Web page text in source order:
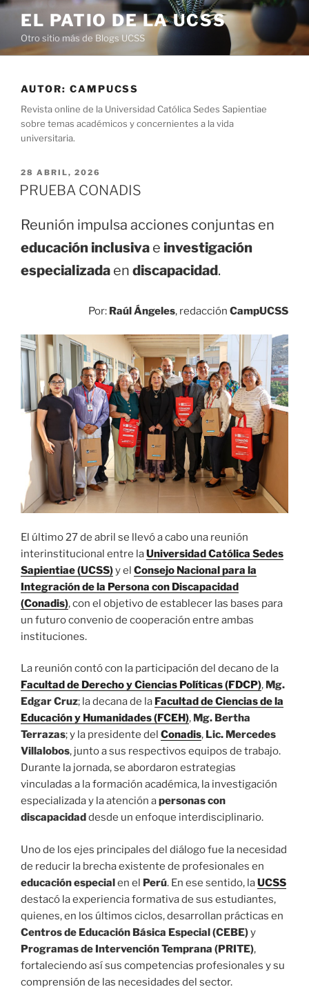
Saltar
contenido
EL PATIO DE LA UCSS
Otro sitio más de Blogs UCSS
AUTOR: CAMPUCSS
Revista online de la Universidad Católica Sedes Sapientiae
sobre temas académicos y concernientes a la vida
universitaria.
PUBLICADO
EL
28 ABRIL, 2026
PRUEBA CONADIS
Reunión impulsa acciones conjuntas en
educación inclusiva e investigación
especializada en discapacidad.
Por: Raúl Ángeles, redacción CampUCSS
El último 27 de abril se llevó a cabo una reunión
interinstitucional entre laUniversidad Católica Sedes
Sapientiae (UCSS)y el Consejo Nacional para la
Integración de la Persona con Discapacidad
(Conadis), con el objetivo de establecer las bases para
un futuro convenio de cooperación entre ambas
instituciones.
La reunión contó con la participación del decano de la
Facultad de Derecho y Ciencias Políticas (FDCP), Mg.
Edgar Cruz; la decana de la Facultad de Ciencias de la
Educación y Humanidades (FCEH), Mg. Bertha
Terrazas; y la presidente del Conadis, Lic. Mercedes
Villalobos, junto a sus respectivos equipos de trabajo.
Durante la jornada, se abordaron estrategias
vinculadas a la formación académica, la investigación
especializada y la atención apersonas con
discapacidaddesde un enfoque interdisciplinario.
Uno de los ejes principales del diálogo fue la necesidad
de reducir la brecha existente de profesionales en
educación especialen el Perú. En ese sentido, laUCSS
destacó la experiencia formativa de sus estudiantes,
quienes, en los últimos ciclos, desarrollan prácticas en
Centros de Educación Básica Especial (CEBE)y
Programas de Intervención Temprana (PRITE),
fortaleciendo así sus competencias profesionales y su
comprensión de las necesidades del sector.